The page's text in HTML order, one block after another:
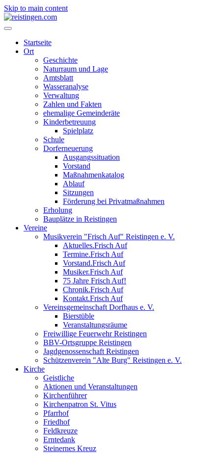
Skip to main content
Startseite
Ort
Geschichte
Naturraum und Lage
Amtsblatt
Wasseranalyse
Verwaltung
Zahlen und Fakten
ehemalige Gemeinderäte
Kinderbetreuung
Spielplatz
Schule
Dorferneuerung
Ausgangssituation
Vorstand
Maßnahmenkatalog
Ablauf
Sitzungen
Förderung bei Privatmaßnahmen
Erholung
Bauplätze in Reistingen
Vereine
Musikverein "Frisch Auf" Reistingen e. V.
Aktuelles.Frisch Auf
Termine.Frisch Auf
Vorstand.Frisch Auf
Musiker.Frisch Auf
75 Jahre Frisch Auf!
Chronik.Frisch Auf
Kontakt.Frisch Auf
Vereinsgemeinschaft Dorfhaus e. V.
Bierstüble
Veranstaltungsräume
Freiwillige Feuerwehr Reistingen
BBV-Ortsgruppe Reistingen
Jagdgenossenschaft Reistingen
Schützenverein "Alte Burg" Reistingen e. V.
Kirche
Geistliche
Aktionen und Veranstaltungen
Kirchenführer
Kirchenpatron St. Vitus
Pfarrhof
Friedhof
Feldkreuze
Erntedank
Steinernes Kreuz